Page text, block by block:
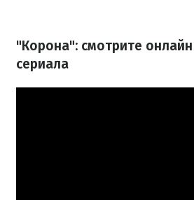
"Корона": смотрите
сериала